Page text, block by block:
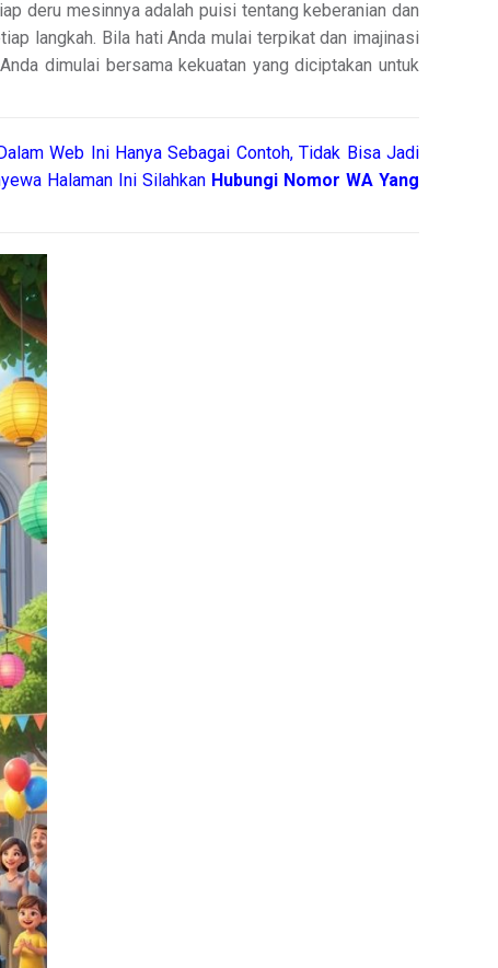
deru mesinnya adalah puisi tentang keberanian dan
langkah. Bila hati Anda mulai terpikat dan imajinasi
dimulai bersama kekuatan yang diciptakan untuk
Web Ini Hanya Sebagai Contoh, Tidak Bisa Jadi
Halaman Ini Silahkan Hubungi Nomor WA Yang